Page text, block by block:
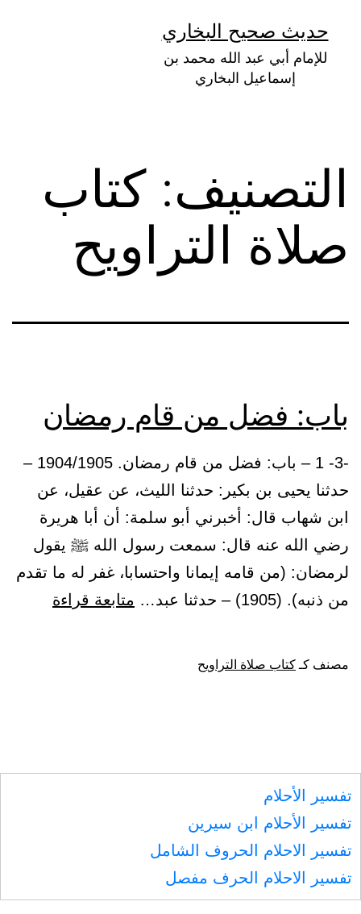
المحتوى
حديث صحيح البخاري
للإمام أبي عبد الله محمد بن
إسماعيل البخاري
التصنيف:كتاب
صلاة التراويح
باب: فضل من قام رمضان
-3- 1 – باب: فضل من قام رمضان. 1904/1905 –
حدثنا يحيى بن بكير: حدثنا الليث، عن عقيل، عن
ابن شهاب قال: أخبرني أبو سلمة: أن أبا هريرة
رضي الله عنه قال: سمعت رسول الله ﷺ يقول
لرمضان: (من قامه إيمانا واحتسابا، غفر له ما تقدم
من ذنبه). (1905) – حدثنا عبد…
متابعة قراءة
مصنف كـكتاب صلاة التراويح
تفسير الأحلام
تفسير الأحلام ابن سيرين
تفسير الاحلام الحروف الشامل
تفسير الاحلام الحرف مفصل